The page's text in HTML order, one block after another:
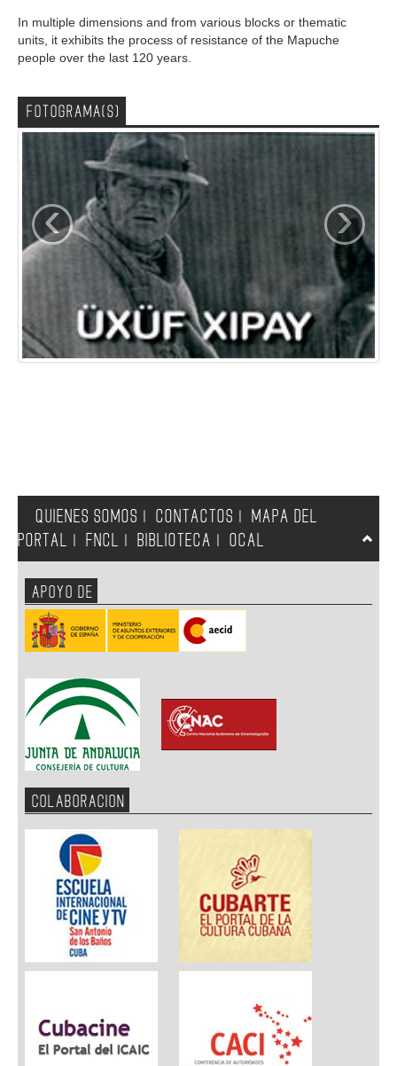
In multiple dimensions and from various blocks or thematic
units, it exhibits the process of resistance of the Mapuche
people over the last 120 years.
FOTOGRAMA(S)
‹ ›
QUIENES SOMOS CONTACTOS
MAPA DEL
PORTAL
FNCL BIBLIOTECA OCAL
APOYO DE
COLABORACION